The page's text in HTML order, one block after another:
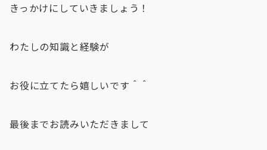
きっかけにしていきましょう！
わたしの知識と経験が
お役に立てたら嬉しいです＾＾
最後までお読みいただきまして